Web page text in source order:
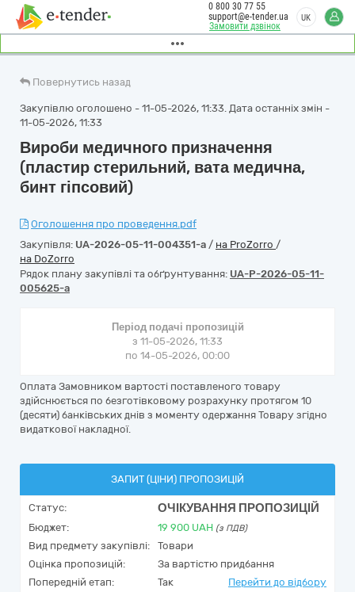
Замовити дзвінок
0 800 30 77 55
support@e-tender.ua
UK
Повернутись назад
Закупівлю оголошено - 11-05-2026, 11:33. Дата останніх змін -
11-05-2026, 11:33
Вироби медичного призначення
(пластир стерильний, вата медична,
бинт гіпсовий)
Оголошення про проведення.pdf
Закупівля: UA-2026-05-11-004351-a / на ProZorro /
на DoZorro
Рядок плану закупівлі та обґрунтування: UA-P-2026-05-11-
005625-a
Період подачі пропозицій
з 11-05-2026, 11:33
по 14-05-2026, 00:00
Оплата Замовником вартості поставленого товару
здійснюється по безготівковому розрахунку протягом 10
(десяти) банківських днів з моменту одержання Товару згідно
видаткової накладної.
ЗАПИТ (ЦІНИ) ПРОПОЗИЦІЙ
Статус: ОЧІКУВАННЯ ПРОПОЗИЦІЙ
Бюджет: 19 900 UAH (з ПДВ)
Вид предмету закупівлі:
Товари
Оцінка пропозицій:
За вартістю придбання
Попередній етап:
Так Перейти до відбору